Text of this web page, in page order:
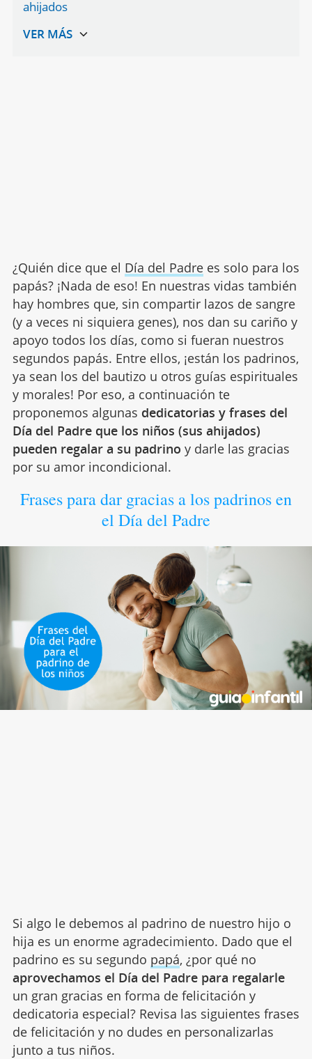
ahijados
¿Quién dice que el Día del Padrees solo para los
papás? ¡Nada de eso! En nuestras vidas también
hay hombres que, sin compartir lazos de sangre
(y a veces ni siquiera genes), nos dan su cariño y
apoyo todos los días, como si fueran nuestros
segundos papás. Entre ellos, ¡están los padrinos,
ya sean los del bautizo u otros guías espirituales
y morales! Por eso, a continuación te
proponemos algunas dedicatorias y frases del
Día del Padre que los niños (sus ahijados)
pueden regalar a su padrino y darle las gracias
por su amor incondicional.
Frases para dar gracias a los padrinos en
el Día del Padre
Si algo le debemos al padrino de nuestro hijo o
hija es un enorme agradecimiento. Dado que el
padrino es su segundo papá, ¿por qué no
aprovechamos el Día del Padre para regalarle
un gran gracias en forma de felicitación y
dedicatoria especial? Revisa las siguientes frases
de felicitación y no dudes en personalizarlas
junto a tus niños.